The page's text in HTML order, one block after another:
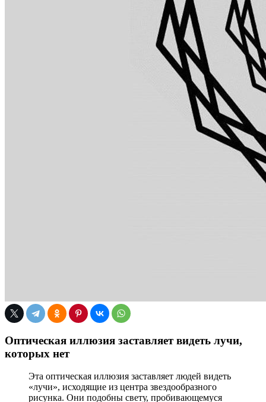
Оптическая иллюзия заставляет видеть лучи,
которых нет
Эта оптическая иллюзия заставляет людей видеть
«лучи», исходящие из центра звездообразного
рисунка. Они подобны свету, пробивающемуся